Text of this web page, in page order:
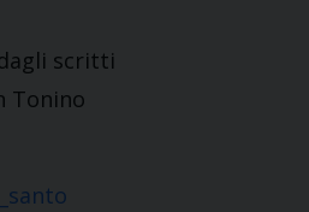
scritti
Tonino